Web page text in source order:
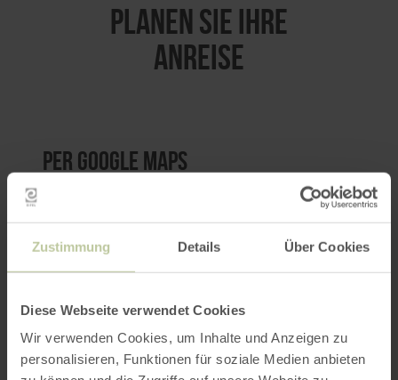
Zustimmung Details Über Cookies
Diese Webseite verwendet Cookies
Wir verwenden Cookies, um Inhalte und Anzeigen zu
personalisieren, Funktionen für soziale Medien anbieten
PLANEN SIE IHRE
ANREISE
per Google Maps
ROUTE PLANEN